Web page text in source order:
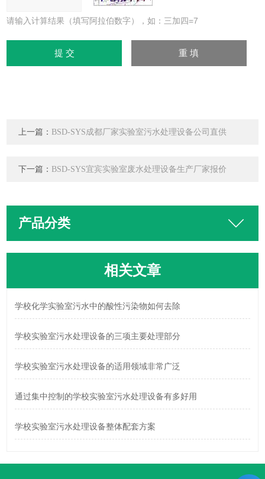
请输入计算结果（填写阿拉伯数字），如：三加四=7
上一篇： BSD-SYS成都厂家实验室污水处理设备公司直供
下一篇： BSD-SYS宜宾实验室废水处理设备生产厂家报价
产品分类
相关文章
学校化学实验室污水中的酸性污染物如何去除
学校实验室污水处理设备的三项主要处理部分
学校实验室污水处理设备的适用领域非常广泛
通过集中控制的学校实验室污水处理设备有多好用
学校实验室污水处理设备整体配套方案